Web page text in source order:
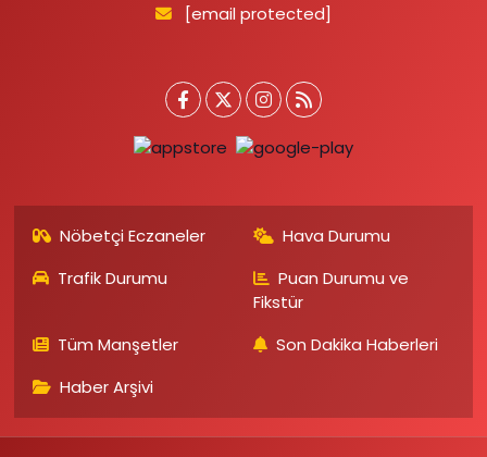
[email protected]
Nöbetçi Eczaneler
Hava Durumu
Trafik Durumu
Puan Durumu ve
Fikstür
Tüm Manşetler
Son Dakika Haberleri
Haber Arşivi